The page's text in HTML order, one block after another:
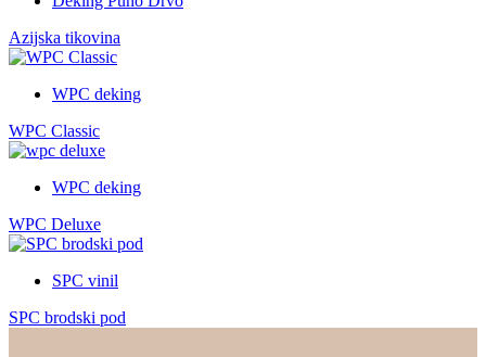
Azijska tikovina
WPC deking
WPC Classic
WPC deking
WPC Deluxe
SPC vinil
SPC brodski pod